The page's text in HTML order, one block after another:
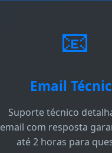
📧
Email
Suporte técnico
email com resposta
até 2 horas para